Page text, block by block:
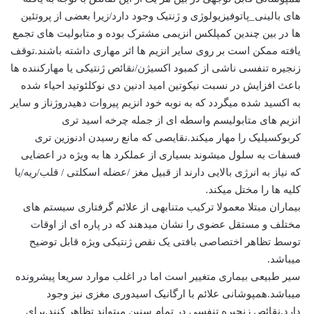
های بالینی_پاتوفیزیولوژی و ژنتیک وجود دارد/زیرا بعضی از پروتئین
ها در بین چندین کمپلکس انزیمی مشترک بوده و متابولیت های تجمع
یافته ممکن است بر روی سایر انزیم ها اثر مهاری داشته باشند.توقف
زنجیره تنفسی ناشی از کمبود اکسیژن/نقائص ژنتیکی یا مهارکننده ها
باعث افزایش در نسبت نیکوتین امید ادنین دی نوکلئوتید احیاء شده
به اکسید شده میگردد که به نوبه خود انزیم پیروات دهیدروژناز و سایر
انزیم های متابولیسم واسطه ای از جمله چرخه اسید تری
کربوکسیلیک را مهار میکند.نقایصی که مانع رسیدن ادنوزین تری
فسفات به سلول میشوند بسیاری از عملکرد ها به ویژه در اعضایی
که نیاز به انرژی بالایی دارند از قبیل مغز /عضله اسکلتی / قلب/ریه/یا
کلیه ها را مختل میکند.
بیماران مبتلا معمولا ترکیب متنابهی از علائم گرفتاری سیستم های
مختلف و مستقل عضوی را نشان میدهند که در پاره ای از اوقات
توسط تظاهر اختصاصی بافتی یک نقص ژنتیکی ویژه قابل توضیح
میباشد.
سیر طبیعی بیماری متغییر است اما در اغلب موارد سریعا پیشرونده
میباشد.همپوشانی علائم با ارگانیک اسیدوری مغزی نیز وجود
دارد.نقائص زنجیره تنفسی در تمام سنین میتواند تظاهر کنند.برای